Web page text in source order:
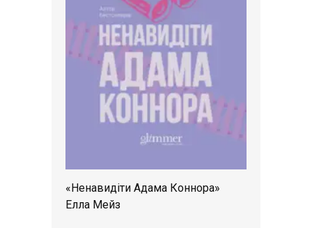
«Ненавидіти Адама Коннора»
Елла Мейз